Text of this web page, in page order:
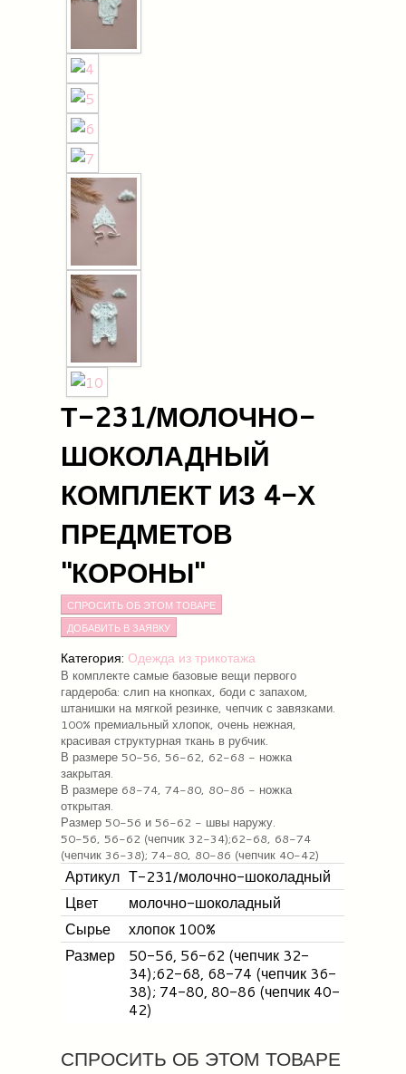
Т-231/МОЛОЧНО-
ШОКОЛАДНЫЙ
КОМПЛЕКТ ИЗ 4-Х
ПРЕДМЕТОВ
"КОРОНЫ"
СПРОСИТЬ ОБ ЭТОМ ТОВАРЕ
Категория: Одежда из трикотажа
В комплекте самые базовые вещи первого
гардероба: слип на кнопках, боди с запахом,
штанишки на мягкой резинке, чепчик с завязками.
100% премиальный хлопок, очень нежная,
красивая структурная ткань в рубчик.
В размере 50-56, 56-62, 62-68 - ножка
закрытая.
В размере 68-74, 74-80, 80-86 - ножка
открытая.
Размер 50-56 и 56-62 - швы наружу.
50-56, 56-62 (чепчик 32-34);62-68, 68-74
(чепчик 36-38); 74-80, 80-86 (чепчик 40-42)
Артикул Т-231/молочно-шоколадный
Цвет
молочно-шоколадный
Сырье
хлопок 100%
Размер
50-56, 56-62 (чепчик 32-
34);62-68, 68-74 (чепчик 36-
38); 74-80, 80-86 (чепчик 40-
42)
СПРОСИТЬ ОБ ЭТОМ ТОВАРЕ